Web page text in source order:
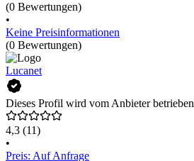
(0 Bewertungen)
•
Keine Preisinformationen
(0 Bewertungen)
Lucanet
Dieses Profil wird vom Anbieter betrieben
4,3 (11)
•
Preis: Auf Anfrage